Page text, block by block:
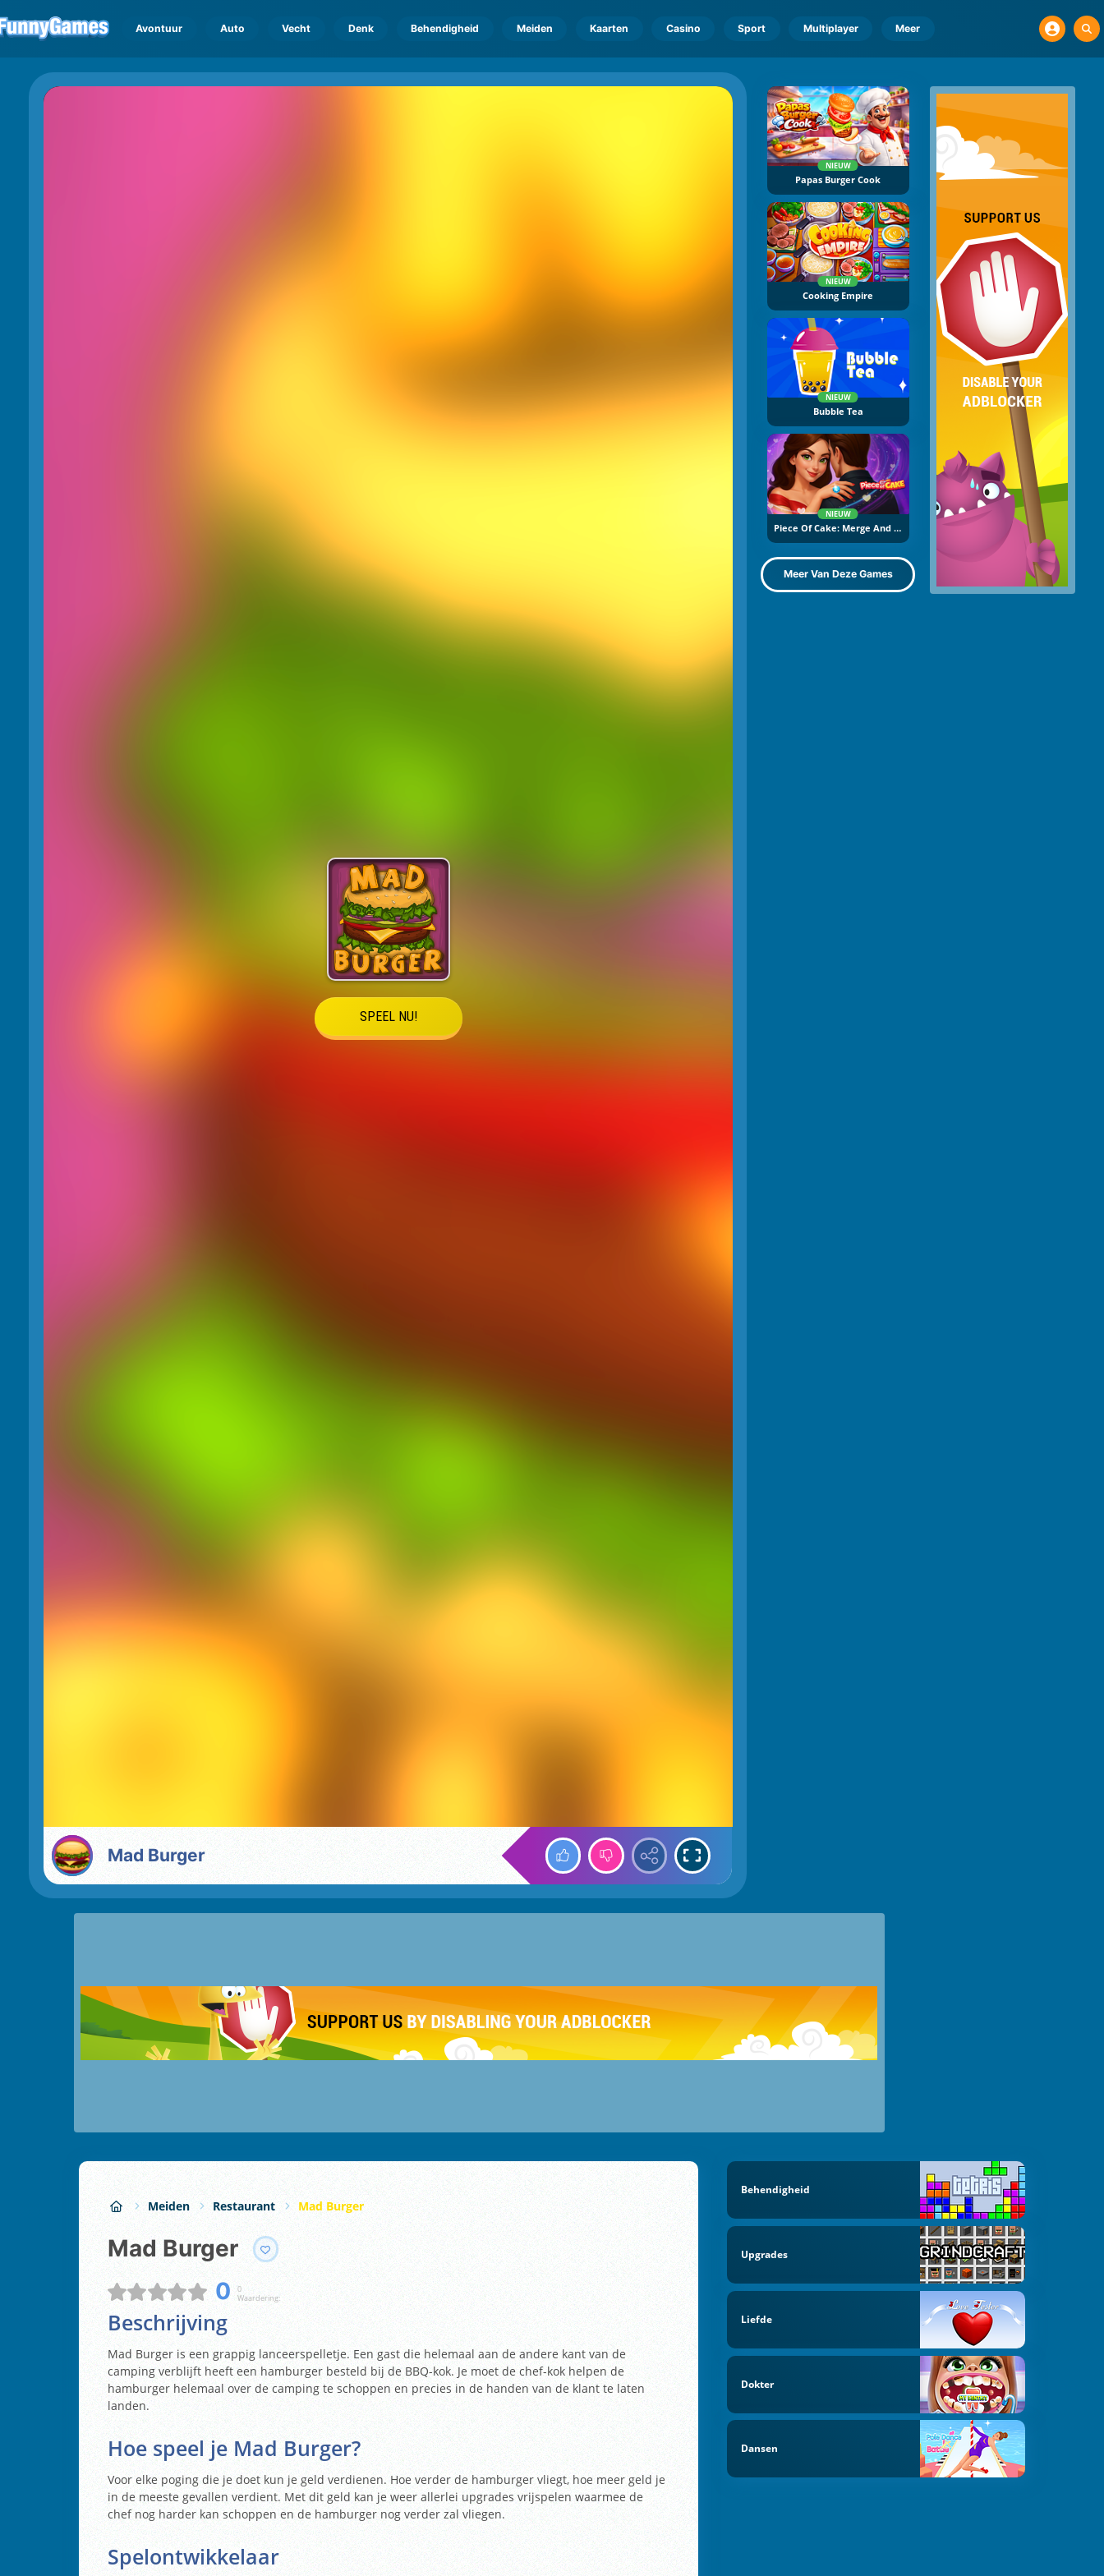
Avontuur Auto Vecht Denk Behendigheid Meiden Kaarten Casino Sport Multiplayer Meer
Mad Burger
NIEUW
Papas Burger Cook
NIEUW
Cooking Empire
NIEUW
Bubble Tea
NIEUW
Piece Of Cake: Merge And Bake
Meer Van Deze Games
Meiden Restaurant Mad Burger
Mad Burger
0
0
Waardering:
Beschrijving
Mad Burger is een grappig lanceerspelletje. Een gast die helemaal aan de andere kant van de
camping verblijft heeft een hamburger besteld bij de BBQ-kok. Je moet de chef-kok helpen de
hamburger helemaal over de camping te schoppen en precies in de handen van de klant te laten
landen.
Hoe speel je Mad Burger?
Voor elke poging die je doet kun je geld verdienen. Hoe verder de hamburger vliegt, hoe meer geld je
in de meeste gevallen verdient. Met dit geld kan je weer allerlei upgrades vrijspelen waarmee de
chef nog harder kan schoppen en de hamburger nog verder zal vliegen.
Spelontwikkelaar
Behendigheid
Upgrades
Liefde
Dokter
Dansen